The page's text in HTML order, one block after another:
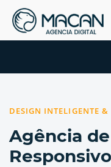
DESIGN INTELIGENTE
Agência